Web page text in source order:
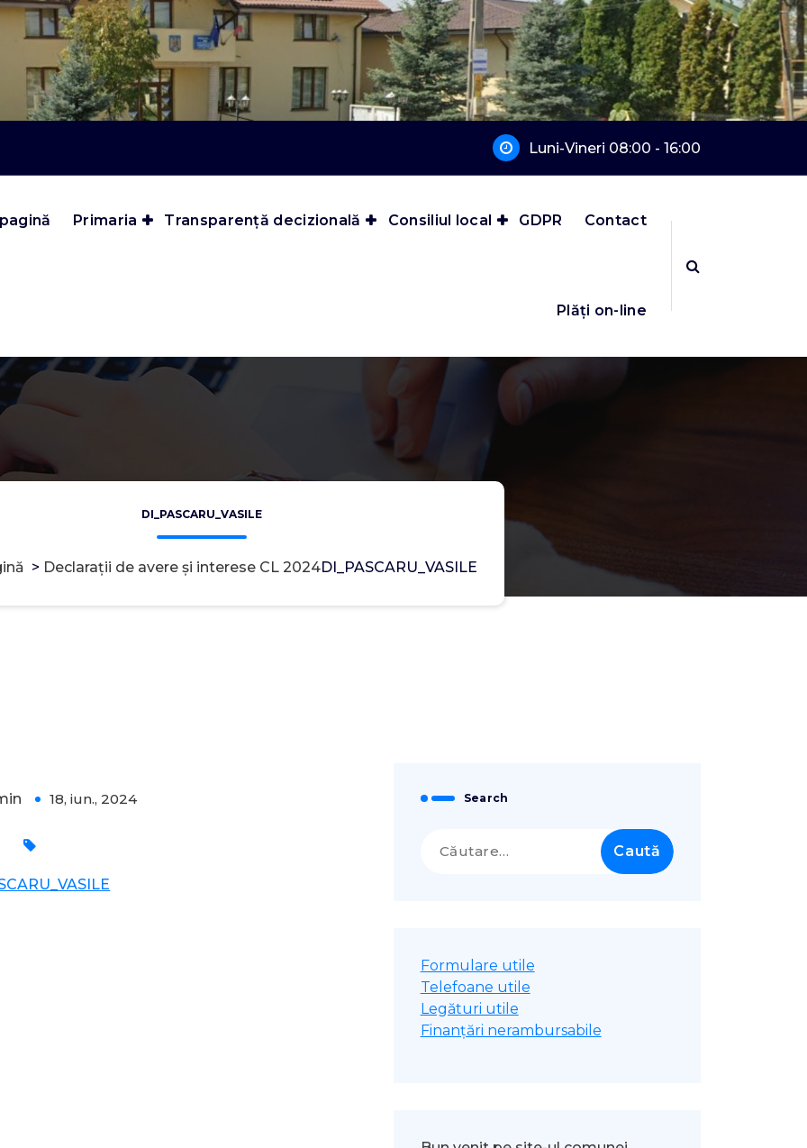
Luni-Vineri 08:00 - 16:00
Primaria Transparență decizională Consiliul local GDPR Contact
Plăți on-line
DI_PASCARU_VASILE
> Declarații de avere și interese CL 2024DI_PASCARU_VASILE
18, iun., 2024 Search
după:
Formulare utile
Telefoane utile
Legături utile
Finanțări nerambursabile